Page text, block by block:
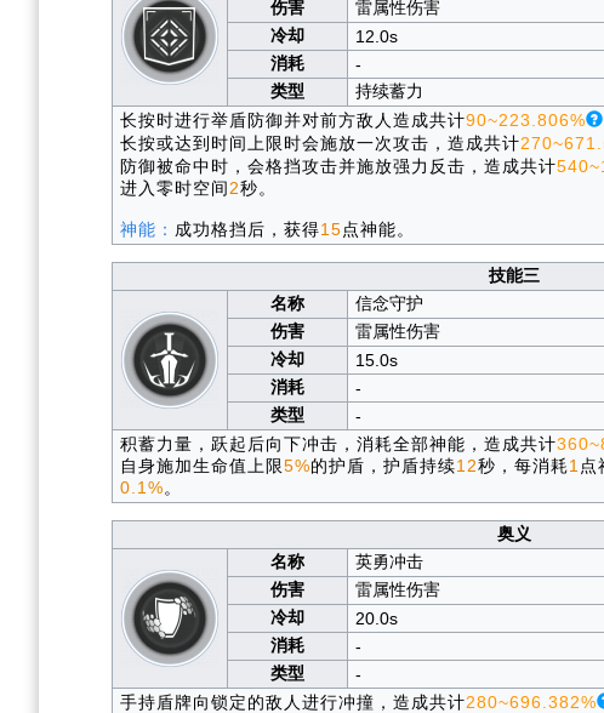
伤害
雷属性伤害
冷却
12.0s
消耗
-
类型
持续蓄力
长按时进行举盾防御并对前方敌人造成共计90~223.806%
长按或达到时间上限时会施放一次攻击，造成共计
防御被命中时，会格挡攻击并施放强力反击，造成共计
进入零时空间2秒。
神能： 成功格挡后，获得15点神能。
技能三
名称
信念守护
伤害
雷属性伤害
冷却
15.0s
消耗
-
类型
-
积蓄力量，跃起后向下冲击，消耗全部神能，造成共计
自身施加生命值上限5%的护盾，护盾持续12秒，每消耗1 点
0.1%。
奥义
名称
英勇冲击
伤害
雷属性伤害
冷却
20.0s
消耗
-
类型
-
手持盾牌向锁定的敌人进行冲撞，造成共计280~696.382%